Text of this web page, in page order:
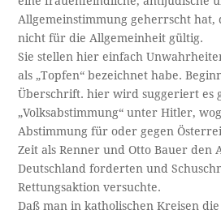
Allgemeinstimmung geherrscht hat,
nicht für die Allgemeinheit gültig.
Sie stellen hier einfach
als „Topfen“ bezeichnet habe.
Überschrift. hier wird suggeriert es
„Volksabstimmung“ unter Hitler,
Abstimmung für oder gegen
Zeit als Renner und Otto Bauer den
Deutschland forderten und
Rettungsaktion versuchte.
Daß man in katholischen Kreisen